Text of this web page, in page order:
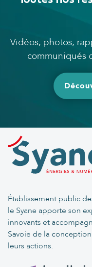
Vidéos, photos,
communiqués
Établissement public
le Syane apporte son
innovants et
Savoie de la
leurs actions.